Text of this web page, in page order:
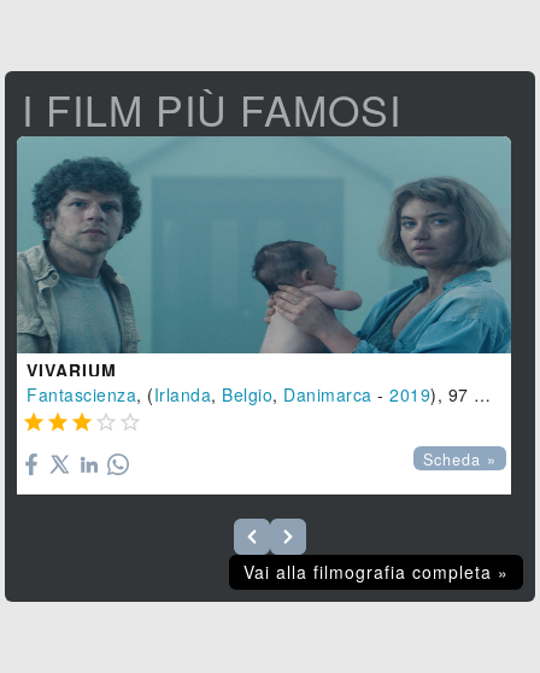
I FILM PIÙ FAMOSI
VIVARIUM
Fantascienza, (Irlanda, Belgio, Danimarca -2019), 97 min.
    
Scheda »
Vai alla filmografia completa »